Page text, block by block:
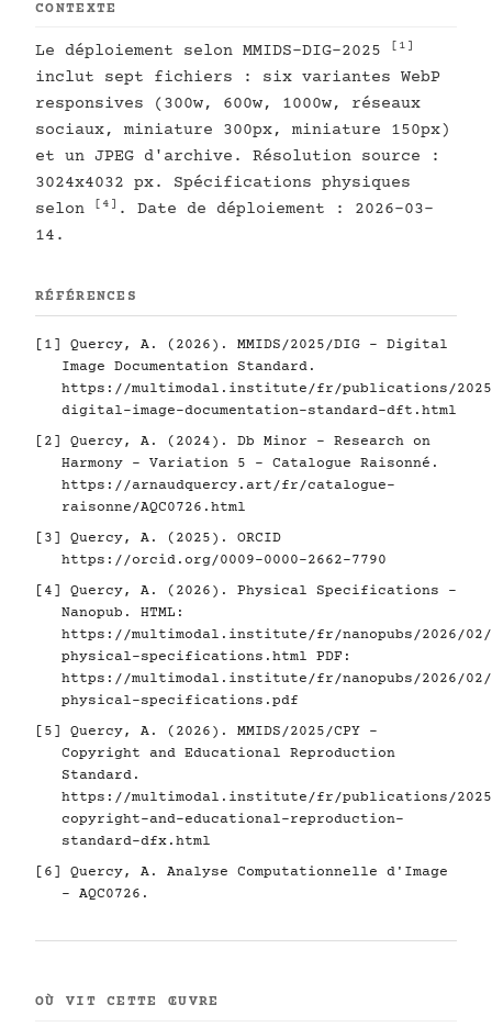
CONTEXTE
Le déploiement selon MMIDS-DIG-2025 [1]
inclut sept fichiers : six variantes WebP
responsives (300w, 600w, 1000w, réseaux
sociaux, miniature 300px, miniature 150px)
et un JPEG d'archive. Résolution source :
3024x4032 px. Spécifications physiques
selon
[4] . Date de déploiement : 2026-03-
14.
RÉFÉRENCES
[1]
Quercy, A. (2026). MMIDS/2025/DIG - Digital
Image Documentation Standard.
https://multimodal.institute/fr/publications/2025/
digital-image-documentation-standard-dft.html
[2]
Quercy, A. (2024). Db Minor - Research on
Harmony - Variation 5 - Catalogue Raisonné.
https://arnaudquercy.art/fr/catalogue-
raisonne/AQC0726.html
[3]
Quercy, A. (2025). ORCID
https://orcid.org/0009-0000-2662-7790
[4]
Quercy, A. (2026). Physical Specifications -
Nanopub. HTML:
https://multimodal.institute/fr/nanopubs/2026/02/
physical-specifications.html PDF:
https://multimodal.institute/fr/nanopubs/2026/02/
physical-specifications.pdf
[5]
Quercy, A. (2026). MMIDS/2025/CPY -
Copyright and Educational Reproduction
Standard.
https://multimodal.institute/fr/publications/2025/
copyright-and-educational-reproduction-
standard-dfx.html
[6]
Quercy, A. Analyse Computationnelle d'Image
- AQC0726.
OÙ VIT CETTE ŒUVRE